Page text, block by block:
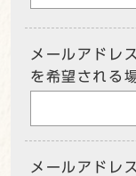
メールアドレ
を希望される
メールアドレ